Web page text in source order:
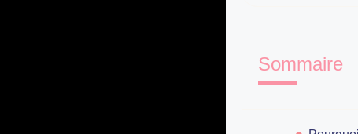
Sommaire